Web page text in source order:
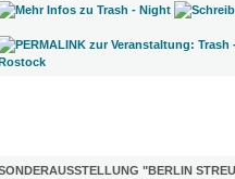
"BERLIN